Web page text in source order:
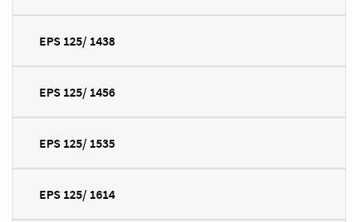
EPS 125/ 1438
EPS 125/ 1456
EPS 125/ 1535
EPS 125/ 1614